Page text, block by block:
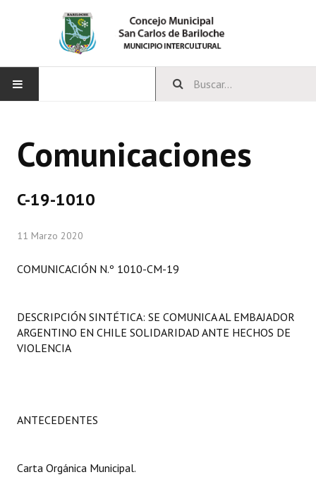
CONCEJO
Comisiones Especiales
Programas
Constitución Provincial
Comunicaciones
C-19-1010
11 Marzo 2020
COMUNICACIÓN N.º 1010-CM-19
DESCRIPCIÓN SINTÉTICA: SE COMUNICA AL EMBAJADOR
ARGENTINO EN CHILE SOLIDARIDAD ANTE HECHOS DE
VIOLENCIA
ANTECEDENTES
Carta Orgánica Municipal.